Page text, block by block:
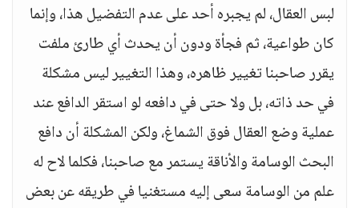
لبس العقال، لم يجبره أحد على عدم التفضيل هذا، وإنما
كان طواعية، ثم فجأة ودون أن يحدث أي طارئ ملفت
يقرر صاحبنا تغيير ظاهره، وهذا التغيير ليس مشكلة
في حد ذاته، بل ولا حتى في دافعه لو استقر الدافع عند
عملية وضع العقال فوق الشماغ، ولكن المشكلة أن دافع
البحث الوسامة والأناقة يستمر مع صاحبنا، فكلما لاح له
علم من الوسامة سعى إليه مستغنيا في طريقه عن بعض